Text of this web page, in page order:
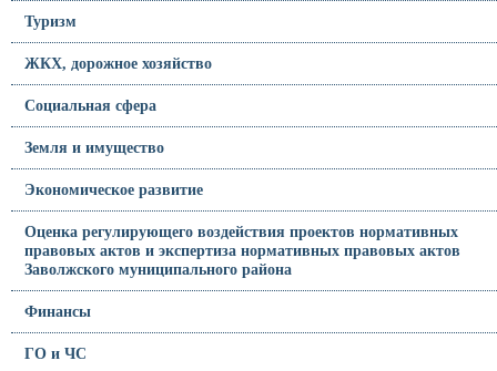
Туризм
ЖКХ, дорожное хозяйство
Социальная сфера
Земля и имущество
Экономическое развитие
Оценка регулирующего воздействия проектов нормативных
правовых актов и экспертиза нормативных правовых актов
Заволжского муниципального района
Финансы
ГО и ЧС